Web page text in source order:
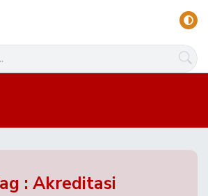
: Akreditasi